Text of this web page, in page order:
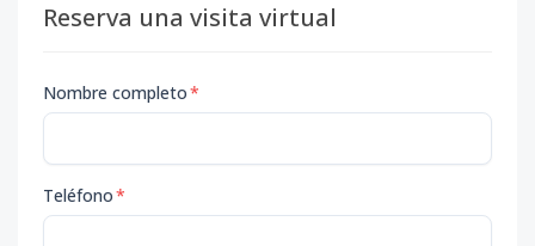
Reserva una visita virtual
Nombre completo*
Teléfono*